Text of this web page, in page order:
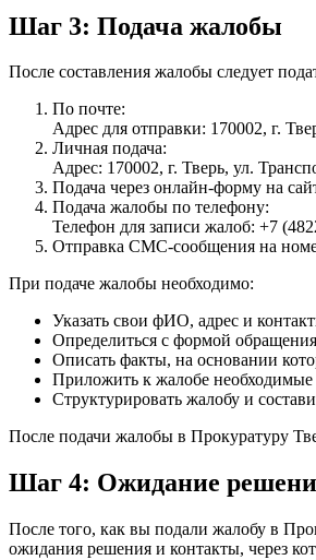
Шаг 3: Подача жалобы
После составления жалобы следует
По почте:
Адрес для отправки: 170002, г.
Личная подача:
Адрес: 170002, г. Тверь, ул.
Подача через онлайн-форму на
Подача жалобы по телефону:
Телефон для записи жалоб: +7
Отправка СМС-сообщения на
При подаче жалобы необходимо:
Указать свои фИО, адрес и
Определиться с формой
Описать факты, на основании
Приложить к жалобе
Структурировать жалобу и
После подачи жалобы в Прокуратуру
Шаг 4: Ожидание
После того, как вы подали жалобу в
ожидания решения и контакты, через